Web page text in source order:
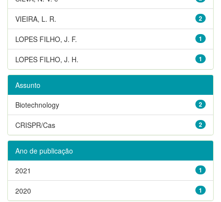
2
VIEIRA, L. R.
1
LOPES FILHO, J. F.
1
LOPES FILHO, J. H.
Assunto
2
Biotechnology
2
CRISPR/Cas
Ano de publicação
1
2021
1
2020